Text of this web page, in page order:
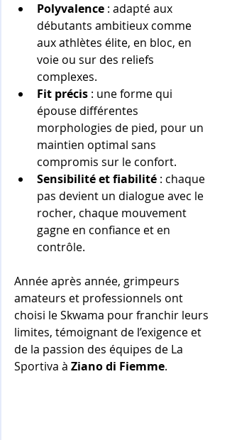
Polyvalence : adapté aux
débutants ambitieux comme
aux athlètes élite, en bloc, en
voie ou sur des reliefs
complexes.
Fit précis : une forme qui
épouse différentes
morphologies de pied, pour un
maintien optimal sans
compromis sur le confort.
Sensibilité et fiabilité : chaque
pas devient un dialogue avec le
rocher, chaque mouvement
gagne en confiance et en
contrôle.
Année après année, grimpeurs
amateurs et professionnels ont
choisi le Skwama pour franchir leurs
limites, témoignant de l’exigence et
de la passion des équipes de La
Sportiva à Ziano di Fiemme.